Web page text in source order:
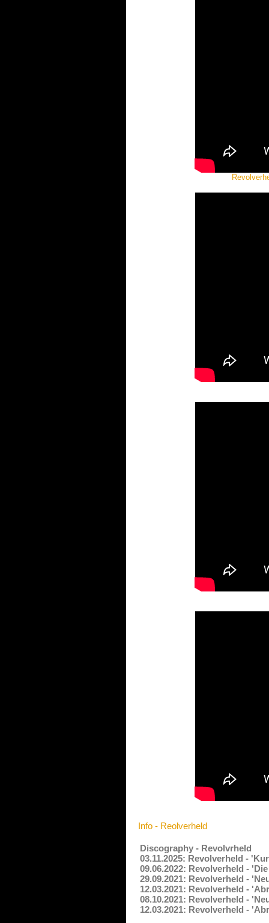
Info - Reolverheld
Discography - Revolvrheld
03.11.2025: Revolverheld -
09.06.2022: Revolverheld -
29.09.2021: Revolverheld -
12.03.2021: Revolverheld -
08.10.2021: Revolverheld -
12.03.2021: Revolverheld -